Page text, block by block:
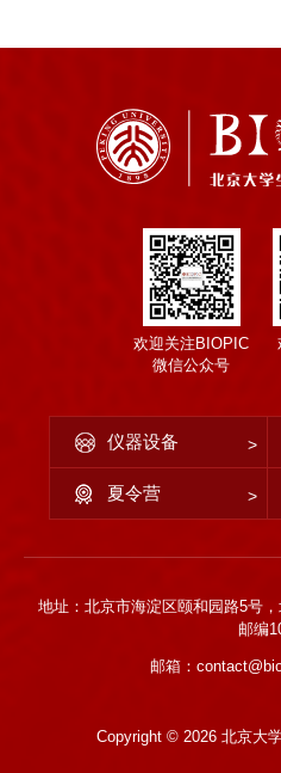
欢迎关注BIOPIC
微信公众号
仪器设备
夏令营
地址：北京市海淀区颐和园路5号
邮编
邮箱：
Copyright © 2026 北京大